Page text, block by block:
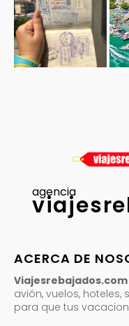
agencia
ACERCA DE
Viajesrebajados.com
avión, vuelos, hoteles,
para que tus